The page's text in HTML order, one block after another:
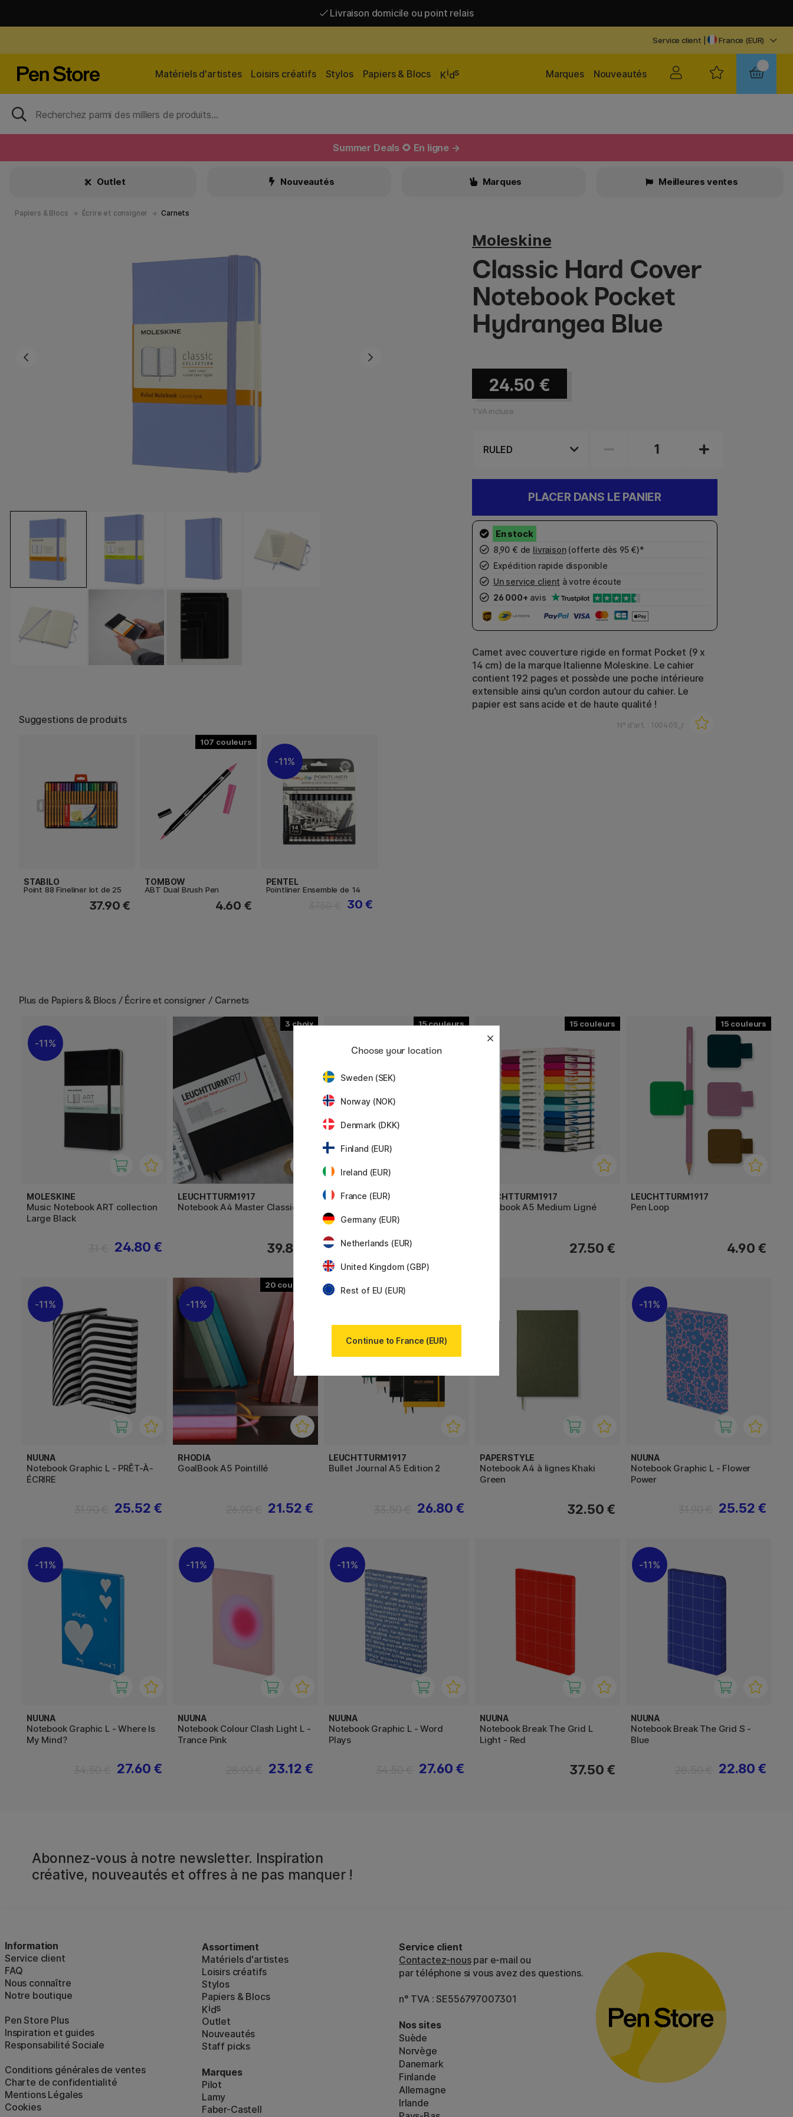
Livraison domicile ou point relais
Service client | France (EUR)
Matériels d'artistes Loisirs créatifs Stylos Papiers & Blocs Kids Nouveautés
Marques
Summer Deals 🌻 En ligne →
Outlet Nouveautés Marques Meilleures ventes
Papiers & Blocs Écrire et consigner Carnets
Suggestions de produits
STABILO
Point 88 Fineliner lot de 25
37.90 €
107
TOMBOW
ABT Dual Brush Pen
4.60 €
11%
PENTEL
Pointliner Ensemble de 14
30 €
Moleskine
Classic Hard Cover
Notebook Pocket
Hydrangea Blue
24.50 €
TVA incluse
PLACER DANS LE PANIER
8,90 € de livraison(offerte dès 95 €)*
Expédition rapide disponible
Un service client à votre écoute
26 000+ avis
Carnet avec couverture rigide en format Pocket (9 x
14 cm) de la marque Italienne Moleskine. Le cahier
contient 192 pages et possède une poche intérieure
extensible ainsi qu'un cordon autour du cahier. Le
papier est sans acide et de haute qualité !
N° d'art. : 100405_r
Plus de Papiers & Blocs / Écrire et consigner / Carnets
11%
MOLESKINE
Music Notebook ART collection
Large Black
24.80 €
3
LEUCHTTURM1917
Notebook A4 Master Classic
39.80 €
15
LEUCHTTURM1917
15
LEUCHTTURM1917
Notebook A5 Medium Ligné
27.50 €
15
LEUCHTTURM1917
Pen Loop
4.90 €
11%
NUUNA
Notebook Graphic L - PRÊT-À-
ÉCRIRE
25.52 €
20
11%
RHODIA
GoalBook A5 Pointillé
21.52 €
LEUCHTTURM1917
Bullet Journal A5 Edition 2
26.80 €
PAPERSTYLE
Notebook A4 à lignes Khaki
Green
32.50 €
11%
NUUNA
Notebook Graphic L - Flower
Power
25.52 €
11%
NUUNA
Notebook Graphic L - Where Is
My Mind?
27.60 €
11%
NUUNA
Notebook Colour Clash Light L -
Trance Pink
23.12 €
11%
NUUNA
Notebook Graphic L - Word
Plays
27.60 €
NUUNA
Notebook Break The Grid L
Light - Red
37.50 €
11%
NUUNA
Notebook Break The Grid S -
Blue
22.80 €
Abonnez-vous à notre newsletter. Inspiration
créative, nouveautés et offres à ne pas manquer !
Information
Service client
FAQ
Nous connaître
Notre boutique
Pen Store Plus
Inspiration et guides
Responsabilité Sociale
Conditions générales de ventes
Charte de confidentialité
Mentions Légales
Cookies
Assortiment
Matériels d'artistes
Loisirs créatifs
Stylos
Papiers & Blocs
Kids
Outlet
Nouveautés
Staff picks
Marques
Pilot
Lamy
Faber-Castell
Service client
Contactez-nouspar e-mail ou
par téléphone si vous avez des questions.
n° TVA : SE556797007301
Nos sites
Suède
Norvège
Danemark
Finlande
Allemagne
Irlande
Choose your location
Sweden (SEK)
Norway (NOK)
Denmark (DKK)
Finland (EUR)
Ireland (EUR)
France (EUR)
Germany (EUR)
Netherlands (EUR)
United Kingdom (GBP)
Rest of EU (EUR)
Continue to France (EUR)